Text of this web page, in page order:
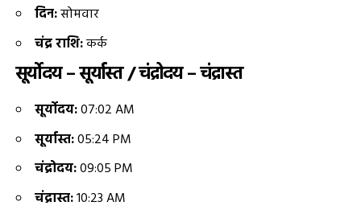
दिन:सोमवार
चंद्र राशि:कर्क
सूर्योदय – सूर्यास्त / चंद्रोदय – चंद्रास्त
सूर्योदय:07:02 AM
सूर्यास्त:05:24 PM
चंद्रोदय:09:05 PM
चंद्रास्त:10:23 AM